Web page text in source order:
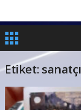
Etiket: sanatçı